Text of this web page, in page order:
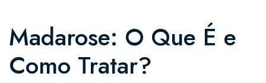
Madarose: O Que É e
Como Tratar?